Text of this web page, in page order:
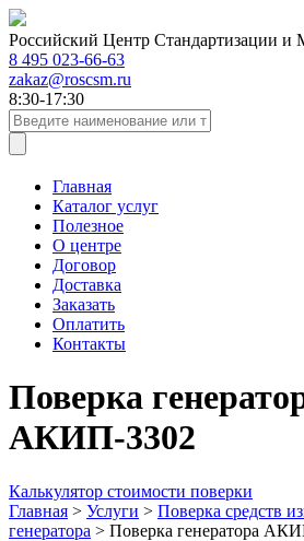
Российский Центр Стандартизации и
8 495 023-66-63
zakaz@roscsm.ru
8:30-17:30
Главная
Каталог услуг
Полезное
О центре
Договор
Доставка
Заказать
Оплатить
Контакты
Поверка
АКИП-3302
Калькулятор стоимости поверки
Главная > Услуги > Поверка средств
генератора > Поверка генератора